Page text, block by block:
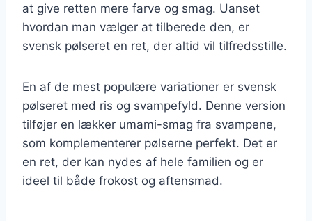
at give retten mere farve og smag. Uanset
hvordan man vælger at tilberede den, er
svensk pølseret en ret, der altid vil tilfredsstille.
En af de mest populære variationer er svensk
pølseret med ris og svampefyld. Denne version
tilføjer en lækker umami-smag fra svampene,
som komplementerer pølserne perfekt. Det er
en ret, der kan nydes af hele familien og er
ideel til både frokost og aftensmad.